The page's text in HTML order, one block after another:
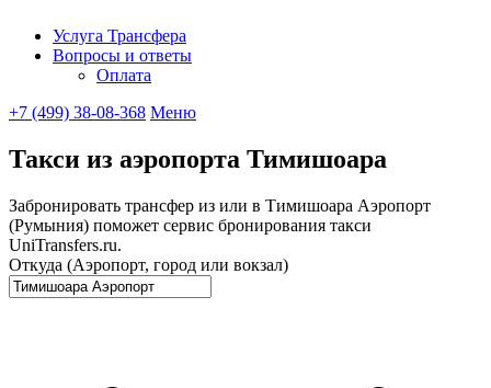
Услуга Трансфера
Вопросы и ответы
Оплата
+7 (499) 38-08-368 Меню
Такси из аэропорта Тимишоара
Забронировать трансфер из или в Тимишоара Аэропорт
(Румыния) поможет сервис бронирования такси
UniTransfers.ru.
Откуда (Аэропорт, город или вокзал)